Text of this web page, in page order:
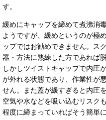
す。
緩めにキャップを締めて煮沸消
ようですが、緩めというのが極
ップではお勧めできません。ス
器・方法に熟練した方であれば
しかしツイストキャップで内圧
が外れる状態であり、作業性が
せん。また蓋が緩すぎると内圧
空気や水などを吸い込むリスク
程度に締まっていればそう簡単